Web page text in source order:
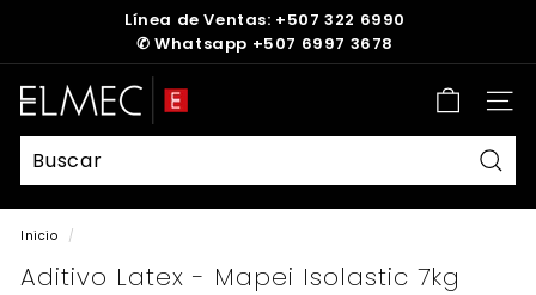
diapositivas
pausa
Línea de Ventas: +507 322 6990
✆ Whatsapp +507 6997 3678
E
L
M
E
C
Inicio /
Aditivo Latex - Mapei Isolastic 7kg